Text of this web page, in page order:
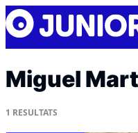
Skip
to
content
Junior
Report
Miguel
1 RESULTATS